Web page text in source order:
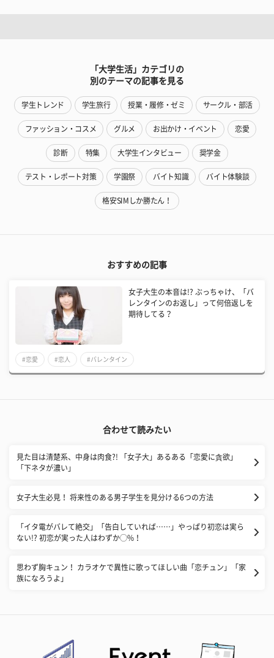
「大学生活」カテゴリの
別のテーマの記事を見る
学生トレンド 学生旅行 授業・履修・ゼミ サークル・部活
ファッション・コスメ グルメ お出かけ・イベント 恋愛
診断 特集 大学生インタビュー 奨学金
テスト・レポート対策 学園祭 バイト知識 バイト体験談
格安SIMしか勝たん！
おすすめの記事
女子大生の本音は!? ぶっちゃけ、「バ
レンタインのお返し」って何倍返しを
期待してる？
#恋愛 #恋人 #バレンタイン
合わせて読みたい
見た目は清楚系、中身は肉食?! 「女子大」あるある「恋愛に貪欲」
「下ネタが濃い」
女子大生必見！ 将来性のある男子学生を見分ける6つの方法
「イタ電がバレて絶交」「告白していれば……」やっぱり初恋は実ら
ない!? 初恋が実った人はわずか◯%！
思わず胸キュン！ カラオケで異性に歌ってほしい曲「恋チュン」「家
族になろうよ」